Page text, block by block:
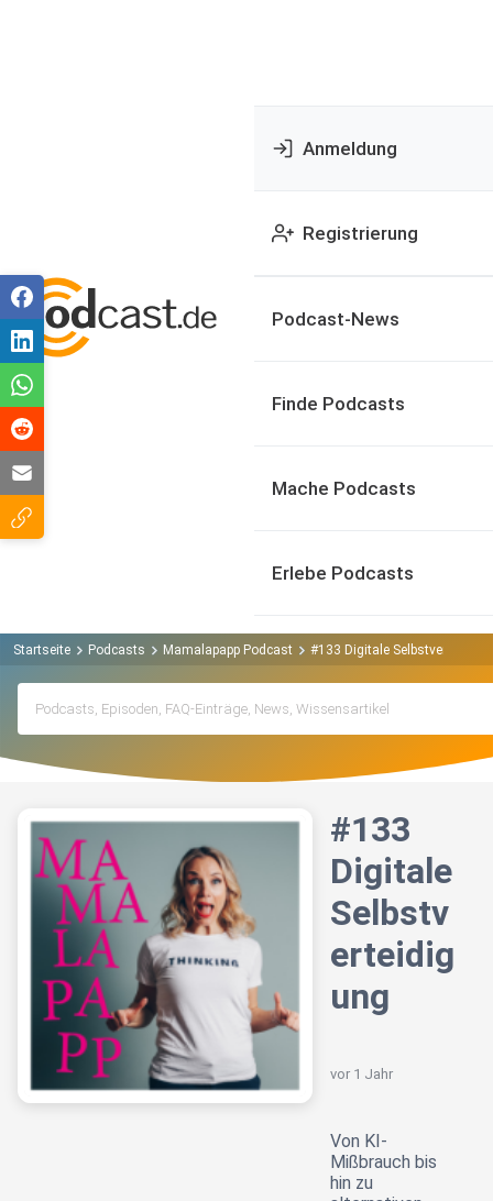
Anmeldung
Registrierung
Podcast-News
Finde Podcasts
Mache Podcasts
Erlebe Podcasts
Startseite Podcasts Mamalapapp Podcast #133 Digitale
#133
Digitale
Selbstv
erteidig
ung
vor 1 Jahr
Von KI-
Mißbrauch bis
hin zu